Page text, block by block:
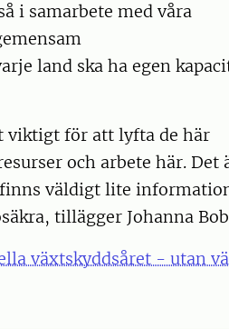
i samarbete med våra
land ska ha egen
viktigt för att lyfta de här
och arbete här. Det
väldigt lite
tillägger Johanna
växtskyddsåret - utan